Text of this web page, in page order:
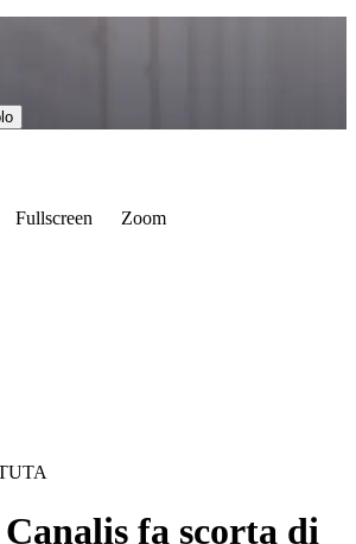
Fullscreen Zoom
fa scorta di